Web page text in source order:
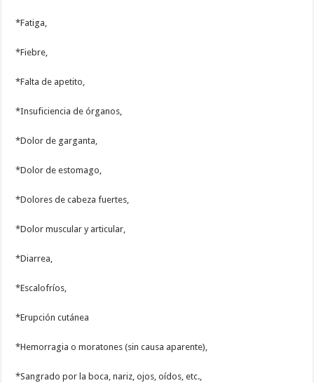
*Fatiga,
*Fiebre,
*Falta de apetito,
*Insuficiencia de órganos,
*Dolor de garganta,
*Dolor de estomago,
*Dolores de cabeza fuertes,
*Dolor muscular y articular,
*Diarrea,
*Escalofríos,
*Erupción cutánea
*Hemorragia o moratones (sin causa aparente),
*Sangrado por la boca, nariz, ojos, oídos, etc.,